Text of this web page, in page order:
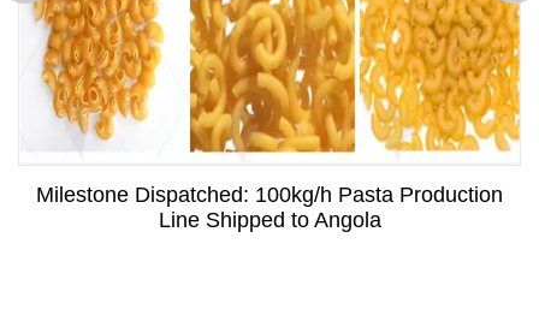
Milestone Dispatched: 100kg/h Pasta Production
Line Shipped to Angola